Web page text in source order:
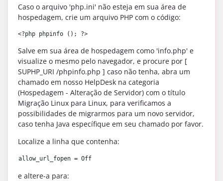
Caso o arquivo 'php.ini' não esteja em sua área de
hospedagem, crie um arquivo PHP com o código:
<?php phpinfo (); ?>
Salve em sua área de hospedagem como 'info.php' e
visualize o mesmo pelo navegador, e procure por [
SUPHP_URI /phpinfo.php ] caso não tenha, abra um
chamado em nosso HelpDesk na categoria
(Hospedagem - Alteração de Servidor) com o título
Migração Linux para Linux, para verificamos a
possibilidades de migrarmos para um novo servidor,
caso tenha Java específique em seu chamado por favor.
Localize a linha que contenha:
allow_url_fopen = Off
e altere-a para: